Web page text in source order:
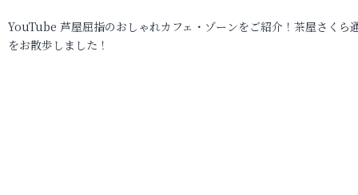
YouTube 芦屋屈指のおしゃれカフェ・ゾーンをご紹介！茶屋さくら
をお散歩しました！